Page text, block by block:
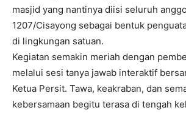
masjid yang nantinya diisi seluruh
1207/Cisayong sebagai bentuk
di lingkungan satuan.
Kegiatan semakin meriah dengan
melalui sesi tanya jawab interaktif
Ketua Persit. Tawa, keakraban, dan
kebersamaan begitu terasa di tengah